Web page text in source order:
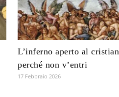
L’inferno aperto al
perché non v’entri
17 Febbraio 2026